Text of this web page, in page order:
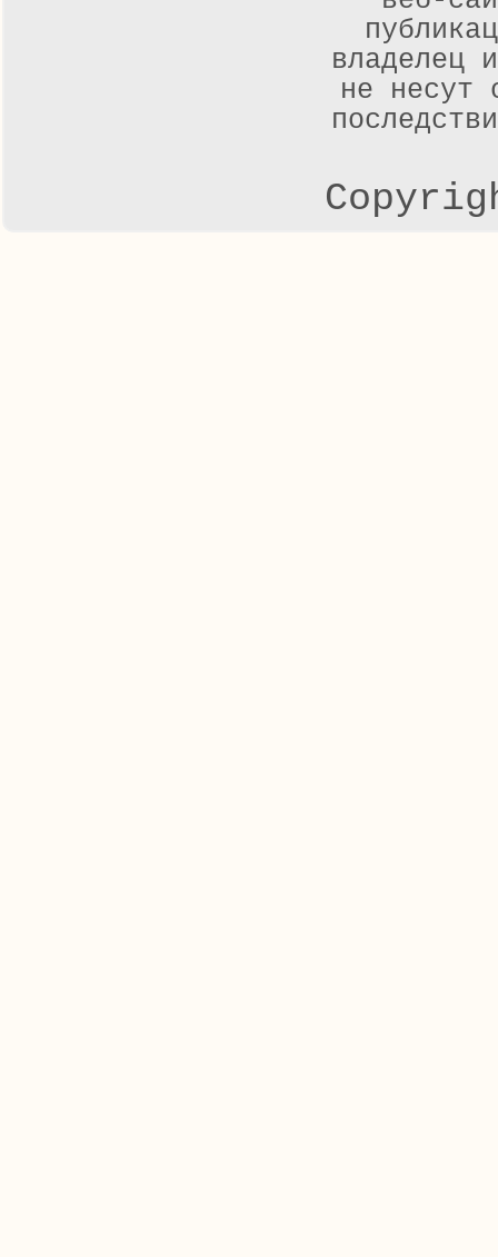
владелец
не несут